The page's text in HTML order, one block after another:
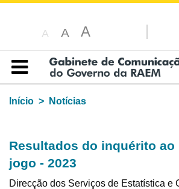
A A A
Índice
Início
Notícias
Resultados do inquérito ao
jogo - 2023
Direcção dos Serviços de Estatística e